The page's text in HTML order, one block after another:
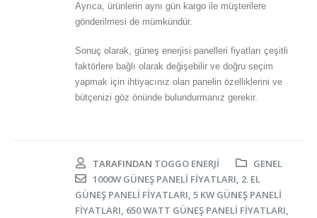
Ayrıca, ürünlerin aynı gün kargo ile müşterilere
gönderilmesi de mümkündür.
Sonuç olarak, güneş enerjisi panelleri fiyatları çeşitli
faktörlere bağlı olarak değişebilir ve doğru seçim
yapmak için ihtiyacınız olan panelin özelliklerini ve
bütçenizi göz önünde bulundurmanız gerekir.
TARAFINDAN TOGGO ENERJI
GENEL
1000W GÜNEŞ PANELI FIYATLARI, 2. EL
GÜNEŞ PANELI FIYATLARI, 5 KW GÜNEŞ PANELI
FIYATLARI, 650 WATT GÜNEŞ PANELI FIYATLARI,